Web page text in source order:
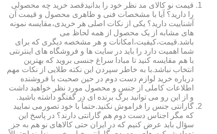
قیمت نو کالای مد نظر خود را بدانیدقصد خرید چه محصولی
را دارید؟ آیا با مشخصات فنی و ظاهری محصول و قیمت آن
آشناییت دارید؟ یکی از نکات اصلی هر خریدی،مقایسه نمونه
های مشابه از یک محصول از همه لحاظ می
باشد.قیمت،کیفیت،امکانات و هر مشخصه دیگری که برای
شما اهمیت دارد را باید در سایت ها و فروشگاه های اینترنتی
با هم مقایسه کنید تا مبادا سراغ جنسی بروید که بهترین
انتخاب نباشد.با به خاطر سپردن این نکته طلایی از نکات مهم
درباره خرید لوازم دست دوم در حین صحبت با فروشنده
اطلاعات کاملی از جنس و محصول مورد نظر خواهید داشت
و از این رو می توانید برگ برنده ای در گفتگو داشته باشید.
گارانتی جنس را فراموش نکنید.حتماً با خود تصورمی نمایید
که مگر اجناس دست دوم هم گارانتی دارند؟ در پاسخ این
سؤال باید عرض کنیم که در ایران حتی کالاهای نو هم به جز